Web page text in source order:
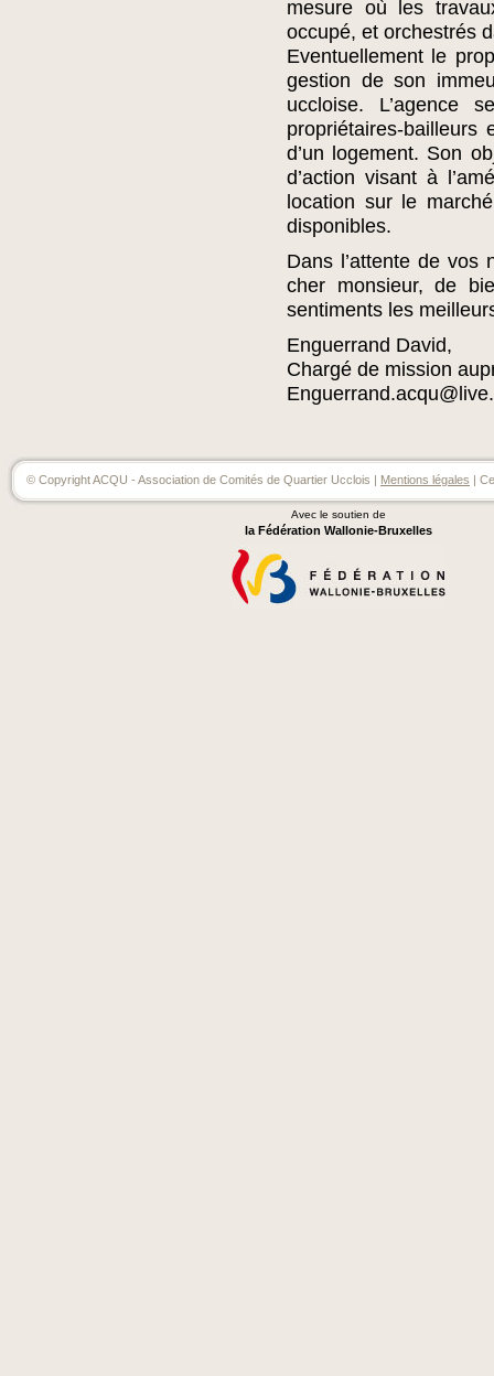
mesure où les
occupé, et orchestrés
Eventuellement le
gestion de son
uccloise. L’agence
propriétaires-
d’un logement. Son
d’action visant à
location sur le
disponibles.
Dans l’attente de vos
cher monsieur, de
sentiments les
Enguerrand David,
Chargé de mission
© Copyright ACQU - Association de Comités de Quartier Ucclois | Mentions légales |
Avec le soutien de
la Fédération Wallonie-Bruxelles